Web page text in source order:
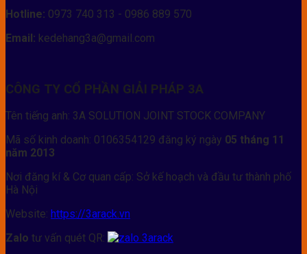
Hotline: 0973 740 313 - 0986 889 570
Email: kedehang3a@gmail.com
CÔNG TY CỔ PHẦN GIẢI PHÁP 3A
Tên tiếng anh: 3A SOLUTION JOINT STOCK COMPANY
Mã số kinh doanh: 0106354129 đăng ký ngày 05 tháng 11
năm 2013
Nơi đăng kí & Cơ quan cấp: Sở kế hoạch và đầu tư thành phố
Hà Nội
Website: https://3arack.vn
Zalo tư vấn quét QR: